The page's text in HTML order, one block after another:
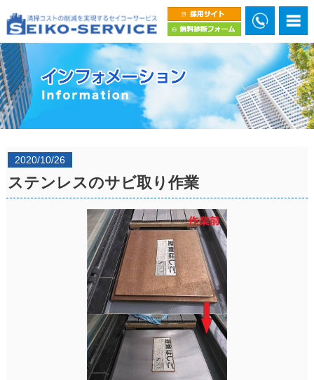
2020/10/26
ステンレスのサビ取り作業